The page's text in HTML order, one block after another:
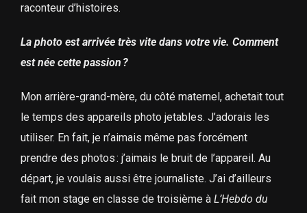
raconteur d’histoires.
La photo est arrivée très vite dans votre vie. Comment
est née cette passion ?
Mon arrière-grand-mère, du côté maternel, achetait tout
le temps des appareils photo jetables. J’adorais les
utiliser. En fait, je n’aimais même pas forcément
prendre des photos : j’aimais le bruit de l’appareil. Au
départ, je voulais aussi être journaliste. J’ai d’ailleurs
fait mon stage en classe de troisième à L’Hebdo du